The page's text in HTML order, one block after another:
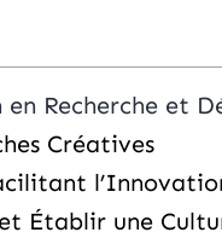
en Recherche et
Créatives
Établir une